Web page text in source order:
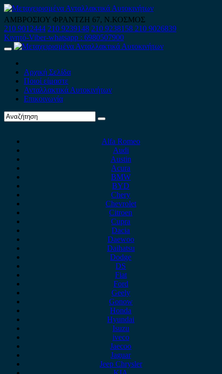
Skip
to
content
ΑΜΒΡΟΣΙΟΥ ΦΡΑΝΤΖΗ 67, Ν.ΚΟΣΜΟΣ
210 9012444 210 9239148 210 9238158 210 9026839
Κινητό-Viber-whatsapp : 6980507900
Primary
Αρχική Σελίδα
Ποιοί είμαστε
Ανταλλακτικά Αυτοκινήτων
Επικοινωνία
Alfa Romeo
Audi
Austin
Acura
BMW
BYD
Chery
Chevrolet
Citroen
Cupra
Dacia
Daewoo
Daihatsu
Dodge
DS
Fiat
Ford
Geely
Gonow
Honda
Hyundai
Isuzu
iveco
Jaecoo
Jaguar
Jeep Chrysler